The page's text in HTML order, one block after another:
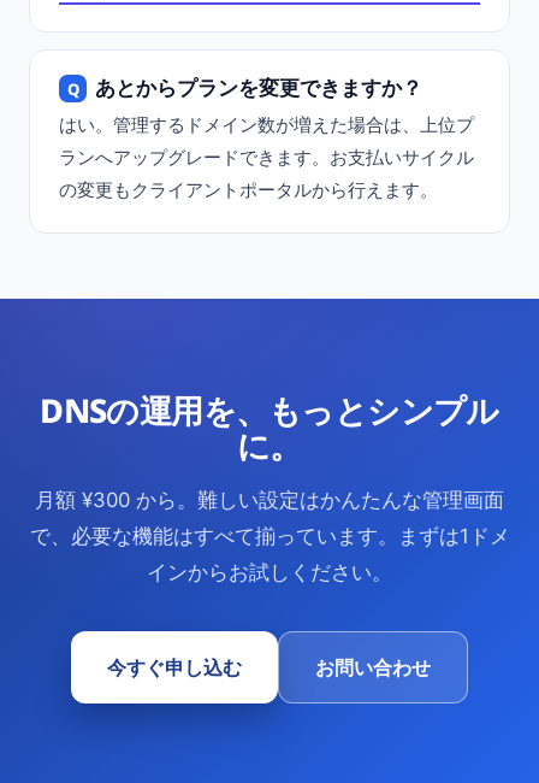
あとからプランを変更できますか？
はい。管理するドメイン数が増えた場合は、上位プ
ランへアップグレードできます。お支払いサイクル
の変更もクライアントポータルから行えます。
DNSの運用を、もっとシンプル
に。
月額 ¥300 から。難しい設定はかんたんな管理画面
で、必要な機能はすべて揃っています。まずは1ドメ
インからお試しください。
今すぐ申し込む お問い合わせ